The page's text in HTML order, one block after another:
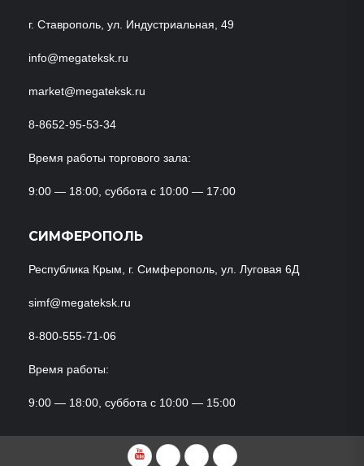
г. Ставрополь, ул. Индустриальная, 49
info@megateksk.ru
market@megateksk.ru
8-8652-95-53-34
Время работы торгового зала:
9:00 — 18:00, суббота с 10:00 — 17:00
СИМФЕРОПОЛЬ
Республика Крым, г. Симферополь, ул. Луговая 6Д
simf@megateksk.ru
8-800-555-71-06
Время работы:
9:00 — 18:00, суббота с 10:00 — 15:00
YouTubeVKvideoRuTubeDzen